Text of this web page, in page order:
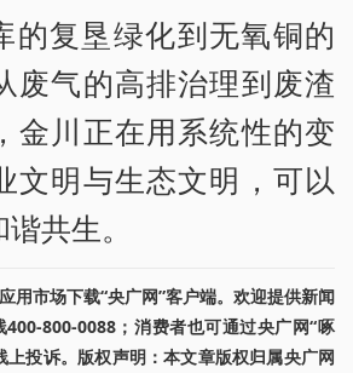
的复垦绿化到无氧铜的
废气的高排治理到废渣
金川正在用系统性的变
文明与生态文明，可以
共生。
用市场下载“央广网”客户端。欢迎提供新闻
800-0088；消费者也可通过央广网“啄
上投诉。版权声明：本文章版权归属央广网